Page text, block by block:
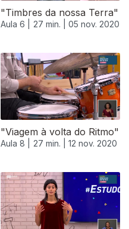
"Timbres da nossa Terra"
Aula 6 | 27 min. | 05 nov. 2020
"Viagem à volta do Ritmo"
Aula 8 | 27 min. | 12 nov. 2020